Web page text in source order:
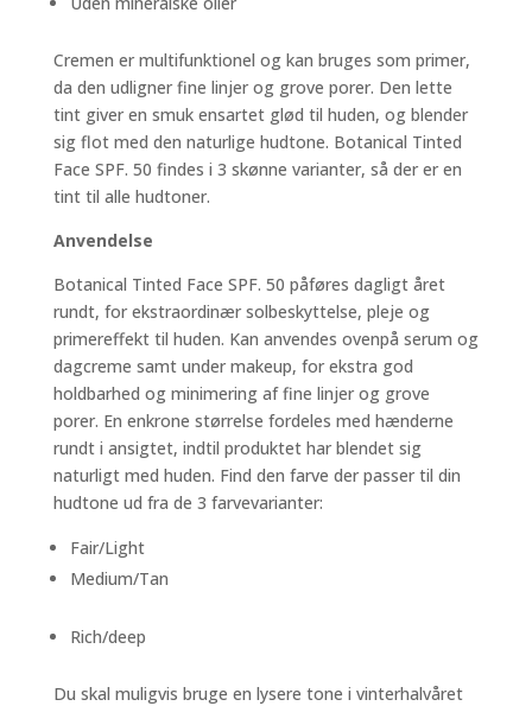
Cremen er multifunktionel og kan bruges som primer,
da den udligner fine linjer og grove porer. Den lette
tint giver en smuk ensartet glød til huden, og blender
sig flot med den naturlige hudtone. Botanical Tinted
Face SPF. 50 findes i 3 skønne varianter, så der er en
tint til alle hudtoner.
Anvendelse
Botanical Tinted Face SPF. 50 påføres dagligt året
rundt, for ekstraordinær solbeskyttelse, pleje og
primereffekt til huden. Kan anvendes ovenpå serum og
dagcreme samt under makeup, for ekstra god
holdbarhed og minimering af fine linjer og grove
porer. En enkrone størrelse fordeles med hænderne
rundt i ansigtet, indtil produktet har blendet sig
naturligt med huden. Find den farve der passer til din
hudtone ud fra de 3 farvevarianter:
Fair/Light
Medium/Tan
Rich/deep
Du skal muligvis bruge en lysere tone i vinterhalvåret